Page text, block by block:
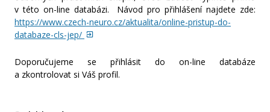
Červenec
Červen
v této on-line databázi. Návod pro přihlášení najdete zde:
https://www.czech-neuro.cz/aktualita/online-pristup-do-
databaze-cls-jep/
Doporučujeme se přihlásit do on-line databáze
a zkontrolovat si Váš profil.